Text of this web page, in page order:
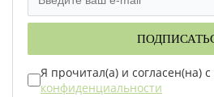
Я прочитал(а) и согласен(на)
конфиденциальности